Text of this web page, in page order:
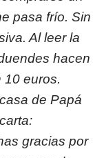
pasa frío. Sin
Al leer la
hacen
10 euros.
de Papá
gracias por